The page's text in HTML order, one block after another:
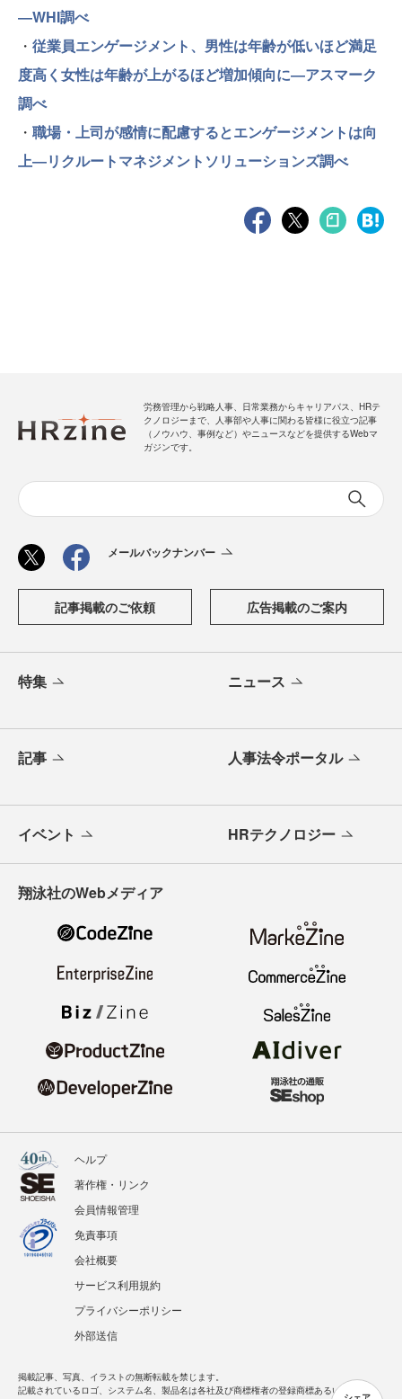
―WHI調べ
・ 従業員エンゲージメント、男性は年齢が低いほど満足
度高く女性は年齢が上がるほど増加傾向に―アスマーク
調べ
・ 職場・上司が感情に配慮するとエンゲージメントは向
上―リクルートマネジメントソリューションズ調べ
労務管理から戦略人事、日常業務からキャリアパス、HRテ
クノロジーまで、人事部や人事に関わる皆様に役立つ記事
（ノウハウ、事例など）やニュースなどを提供するWebマ
ガジンです。
メールバックナンバー
記事掲載のご依頼 広告掲載のご案内
特集 ニュース
記事 人事法令ポータル
イベント HRテクノロジー
翔泳社のWebメディア
ヘルプ
著作権・リンク
会員情報管理
免責事項
会社概要
サービス利用規約
プライバシーポリシー
外部送信
掲載記事、写真、イラストの無断転載を禁じます。
記載されているロゴ、システム名、製品名は各社及び商標権者の登録商標あるいは商標で